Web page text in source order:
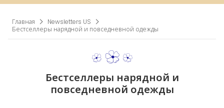
Главная
Newsletters US
Бестселлеры нарядной и повседневной одежды
Бестселлеры нарядной и
повседневной одежды